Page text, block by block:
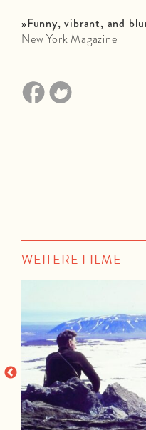
»Funny, vibrant, and
New York Magazine
WEITERE FILME